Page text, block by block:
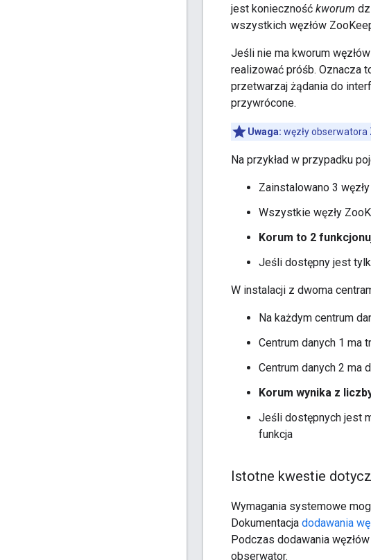
jest konieczność kworum
wszystkich węzłów
Jeśli nie ma kworum
realizować próśb. Oznacza
przetwarzaj żądania do
przywrócone.
Uwaga: węzły obserwatora
Na przykład w przypadku
Zainstalowano 3
Wszystkie węzły
Korum to 2
Jeśli dostępny jest
W instalacji z dwoma
Na każdym centrum
Centrum danych 1 ma
Centrum danych 2 ma
Korum wynika z
Jeśli dostępnych jest
funkcja
Istotne kwestie
Wymagania systemowe
Dokumentacja dodawania
Podczas dodawania
obserwator.